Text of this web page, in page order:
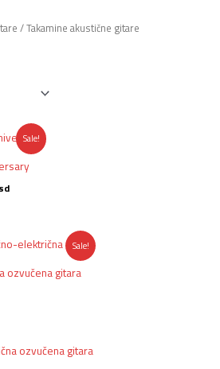
/ Takamine akustične gitare
Sale!
Trenutna
cena
1.121.000,00rsd.
Sale!
ozvučena gitara